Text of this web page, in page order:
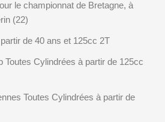
le championnat de Bretagne, à
(22)
de 40 ans et 125cc 2T
Toutes Cylindrées à partir de 125cc
Toutes Cylindrées à partir de